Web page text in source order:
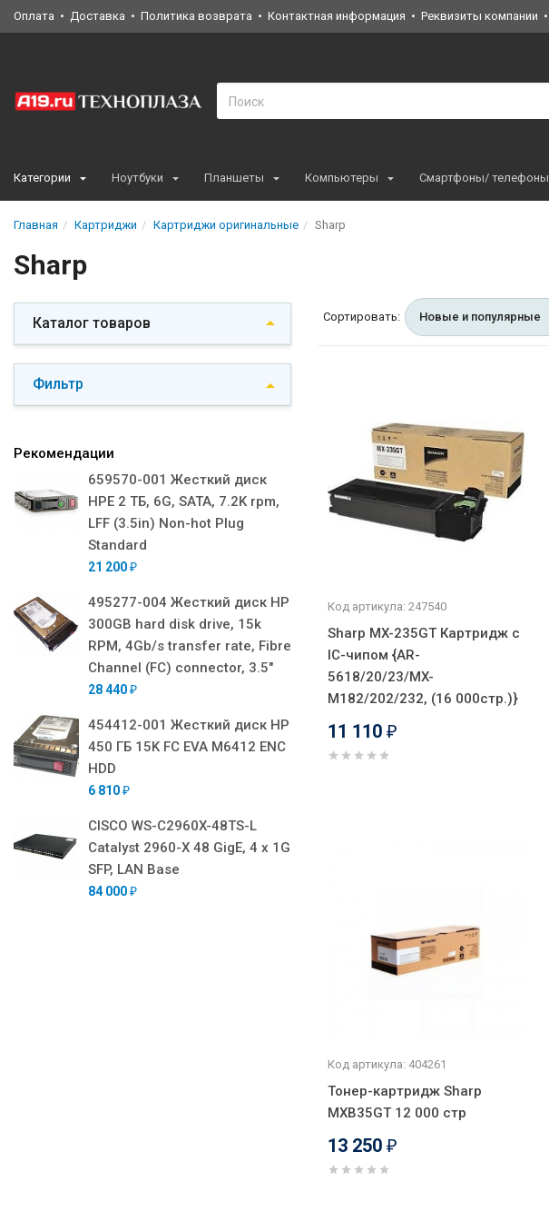
Оплата Доставка Политика возврата Контактная информация Реквизиты компании
Категории Ноутбуки Планшеты Компьютеры Смартфоны/ телефоны
Главная Картриджи Картриджи оригинальные Sharp
Sharp
Каталог товаров
Фильтр
Рекомендации
659570-001 Жесткий диск
HPE 2 ТБ, 6G, SATA, 7.2K rpm,
LFF (3.5in) Non-hot Plug
Standard
21 200 ₽
495277-004 Жесткий диск HP
300GB hard disk drive, 15k
RPM, 4Gb/s transfer rate, Fibre
Channel (FC) connector, 3.5"
28 440 ₽
454412-001 Жесткий диск HP
450 ГБ 15K FC EVA M6412 ENC
HDD
6 810 ₽
CISCO WS-C2960X-48TS-L
Catalyst 2960-X 48 GigE, 4 x 1G
SFP, LAN Base
84 000 ₽
Сортировать: Новые и популярные
Код артикула: 247540
Sharp MX-235GT Картридж с
IC-чипом {AR-
5618/20/23/MX-
M182/202/232, (16 000стр.)}
11 110 ₽
Код артикула: 404261
Тонер-картридж Sharp
MXB35GT 12 000 стр
13 250 ₽